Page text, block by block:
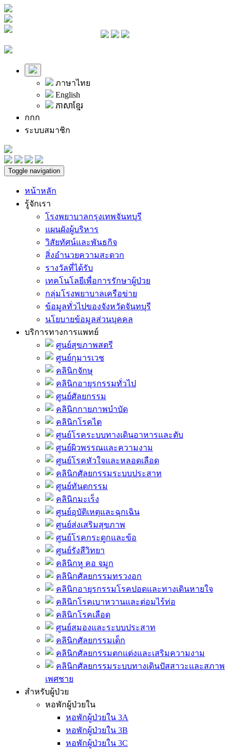
ภาษาไทย
English
ភាសាខ្មែរ
กกก
ระบบสมาชิก
Toggle navigation
หน้าหลัก
รู้จักเรา
โรงพยาบาลกรุงเทพจันทบุรี
แผนผังผู้บริหาร
วิสัยทัศน์และพันธกิจ
สิ่งอำนวยความสะดวก
รางวัลที่ได้รับ
เทคโนโลยีเพื่อการรักษาผู้ป่วย
กลุ่มโรงพยาบาลเครือข่าย
ข้อมูลทั่วไปของจังหวัดจันทบุรี
นโยบายข้อมูลส่วนบุคคล
บริการทางการแพทย์
ศูนย์สุขภาพสตรี
ศูนย์กุมารเวช
คลินิกจักษุ
คลินิกอายุรกรรมทั่วไป
ศูนย์ศัลยกรรม
คลินิกกายภาพบำบัด
คลินิกโรคไต
ศูนย์โรคระบบทางเดินอาหารและตับ
ศูนย์ผิวพรรณและความงาม
ศูนย์โรคหัวใจและหลอดเลือด
คลินิกศัลยกรรมระบบประสาท
ศูนย์ทันตกรรม
คลินิกมะเร็ง
ศูนย์อุบัติเหตุและฉุกเฉิน
ศูนย์ส่งเสริมสุขภาพ
ศูนย์โรคกระดูกและข้อ
ศูนย์รังสีวิทยา
คลินิกหู คอ จมูก
คลินิกศัลยกรรมทรวงอก
คลินิกอายุรกรรมโรคปอดและทางเดินหายใจ
คลินิกโรคเบาหวานและต่อมไร้ท่อ
คลินิกโรคเลือด
ศูนย์สมองและระบบประสาท
คลินิกศัลยกรรมเด็ก
คลินิกศัลยกรรมตกแต่งและเสริมความงาม
คลินิกศัลยกรรมระบบทางเดินปัสสาวะและสภาพ
เพศชาย
สำหรับผู้ป่วย
หอพักผู้ป่วยใน
หอพักผู้ป่วยใน 3A
หอพักผู้ป่วยใน 3B
หอพักผู้ป่วยใน 3C